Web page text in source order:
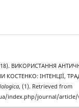
ВИКОРИСТАННЯ
КОСТЕНКО: ІНТЕНЦІЇ,
, (1). Retrieved from
index.php/journal/article/